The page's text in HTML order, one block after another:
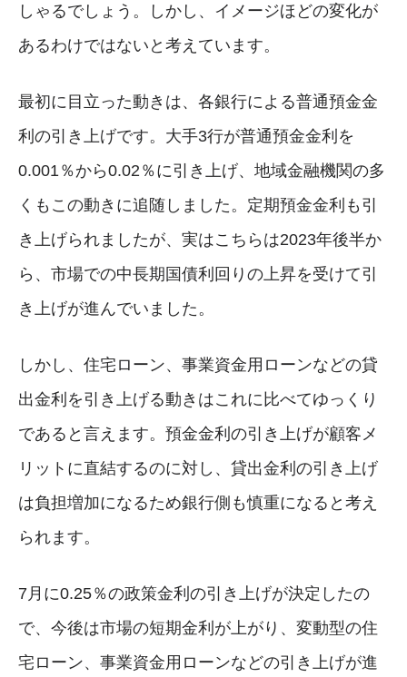
しゃるでしょう。しかし、イメージほどの変化が
あるわけではないと考えています。
最初に目立った動きは、各銀行による普通預金金
利の引き上げです。大手3行が普通預金金利を
0.001％から0.02％に引き上げ、地域金融機関の多
くもこの動きに追随しました。定期預金金利も引
き上げられましたが、実はこちらは2023年後半か
ら、市場での中長期国債利回りの上昇を受けて引
き上げが進んでいました。
しかし、住宅ローン、事業資金用ローンなどの貸
出金利を引き上げる動きはこれに比べてゆっくり
であると言えます。預金金利の引き上げが顧客メ
リットに直結するのに対し、貸出金利の引き上げ
は負担増加になるため銀行側も慎重になると考え
られます。
7月に0.25％の政策金利の引き上げが決定したの
で、今後は市場の短期金利が上がり、変動型の住
宅ローン、事業資金用ローンなどの引き上げが進